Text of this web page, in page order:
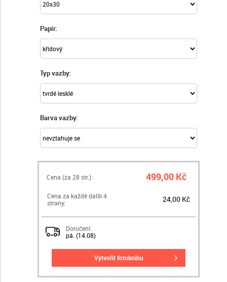
Papír:
Typ vazby:
Barva vazby:
Cena (za 28 str.): 499,00 Kč
Cena za každé další 4
strany:
24,00 Kč
Doručení:
pá. (14.08)
vytvořit fotoknihu